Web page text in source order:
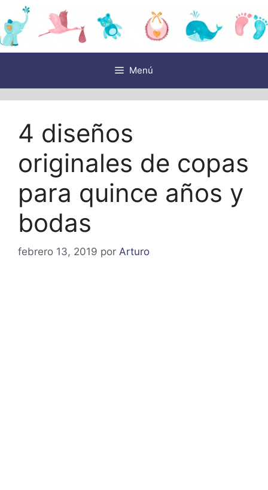
Saltar
al
contenido
Menú
4 diseños
originales de copas
para quince años y
bodas
febrero 13, 2019 por Arturo